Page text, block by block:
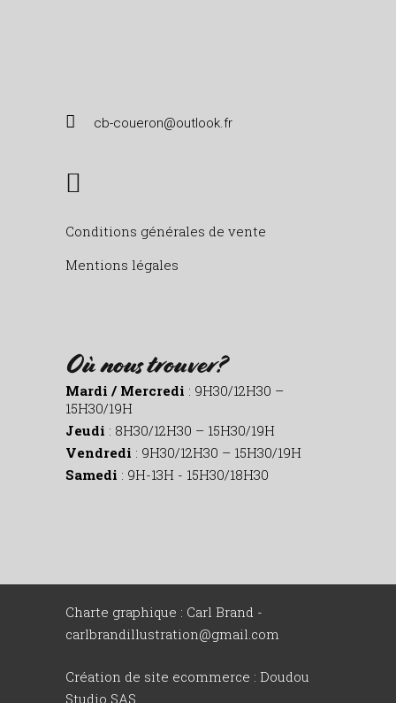
cb-coueron@outlook.fr
Conditions générales de vente
Mentions légales
Où nous trouver?
Mardi / Mercredi : 9H30/12H30 –
15H30/19H
Jeudi : 8H30/12H30 – 15H30/19H
Vendredi : 9H30/12H30 – 15H30/19H
Samedi : 9H-13H - 15H30/18H30
Charte graphique : Carl Brand -
carlbrandillustration@gmail.com
Création de site ecommerce : Doudou
Studio SAS